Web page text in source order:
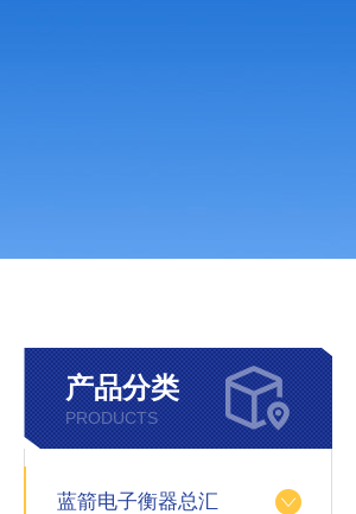
产品分类
PRODUCTS
蓝箭电子衡器总汇